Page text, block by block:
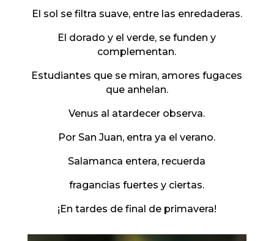
El sol se filtra suave, entre las enredaderas.
El dorado y el verde, se funden y
complementan.
Estudiantes que se miran, amores fugaces
que anhelan.
Venus al atardecer observa.
Por San Juan, entra ya el verano.
Salamanca entera, recuerda
fragancias fuertes y ciertas.
¡En tardes de final de primavera!